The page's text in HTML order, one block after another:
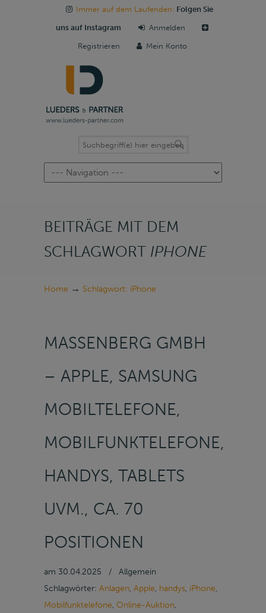
Immer auf dem Laufenden: Folgen Sie
uns auf Instagram Anmelden
Registrieren Mein Konto
Navigation
BEITRÄGE MIT DEM
SCHLAGWORT IPHONE
Home → Schlagwort: iPhone
MASSENBERG GMBH
– APPLE, SAMSUNG
MOBILTELEFONE,
MOBILFUNKTELEFONE,
HANDYS, TABLETS
UVM., CA. 70
POSITIONEN
am 30.04.2025 /
Allgemein
Schlagwörter: Anlagen, Apple, handys, iPhone,
Mobilfunktelefone, Online-Auktion,